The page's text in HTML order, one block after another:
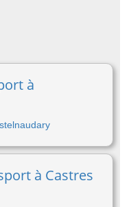
à
à Castres